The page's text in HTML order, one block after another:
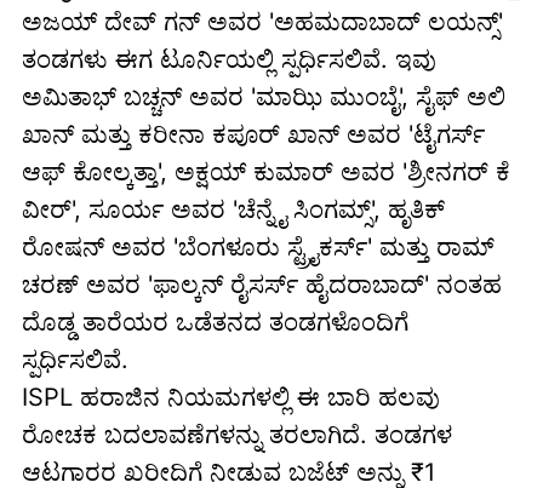
ಅಜಯ್ ದೇವ್ ಗನ್ ಅವರ 'ಅಹಮದಾಬಾದ್ ಲಯನ್ಸ್'
ತಂಡಗಳು ಈಗ ಟೂರ್ನಿಯಲ್ಲಿ ಸ್ಪರ್ಧಿಸಲಿವೆ. ಇವು
ಅಮಿತಾಭ್ ಬಚ್ಚನ್ ಅವರ 'ಮಾಝಿ ಮುಂಬೈ', ಸೈಫ್ ಅಲಿ
ಖಾನ್ ಮತ್ತು ಕರೀನಾ ಕಪೂರ್ ಖಾನ್ ಅವರ 'ಟೈಗರ್ಸ್
ಆಫ್ ಕೋಲ್ಕತ್ತಾ', ಅಕ್ಷಯ್ ಕುಮಾರ್ ಅವರ 'ಶ್ರೀನಗರ್ ಕೆ
ವೀರ್', ಸೂರ್ಯ ಅವರ 'ಚೆನ್ನೈ ಸಿಂಗಮ್ಸ್', ಹೃತಿಕ್
ರೋಷನ್ ಅವರ 'ಬೆಂಗಳೂರು ಸ್ಟ್ರೈಕರ್ಸ್' ಮತ್ತು ರಾಮ್
ಚರಣ್ ಅವರ 'ಫಾಲ್ಕನ್ ರೈಸರ್ಸ್ ಹೈದರಾಬಾದ್' ನಂತಹ
ದೊಡ್ಡ ತಾರೆಯರ ಒಡೆತನದ ತಂಡಗಳೊಂದಿಗೆ
ಸ್ಪರ್ಧಿಸಲಿವೆ.
ISPL ಹರಾಜಿನ ನಿಯಮಗಳಲ್ಲಿ ಈ ಬಾರಿ ಹಲವು
ರೋಚಕ ಬದಲಾವಣೆಗಳನ್ನು ತರಲಾಗಿದೆ. ತಂಡಗಳ
ಆಟಗಾರರ ಖರೀದಿಗೆ ನೀಡುವ ಬಜೆಟ್ ಅನ್ನು ₹1